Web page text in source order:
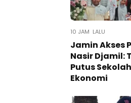
10 JAM LALU
Jamin Akses
Nasir Djamil:
Putus
Ekonomi